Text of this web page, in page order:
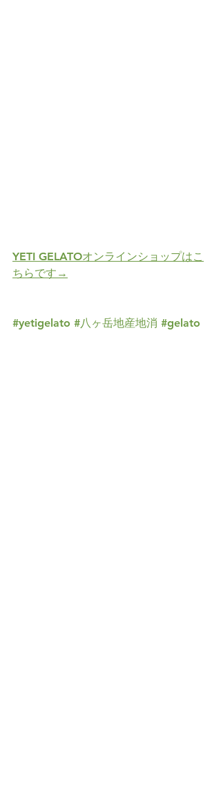
YETI GELATOオンラインショップはこ
ちらです→
#yetigelato #八ヶ岳地産地消 #gelato